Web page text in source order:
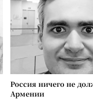
Россия ничего не
Армении